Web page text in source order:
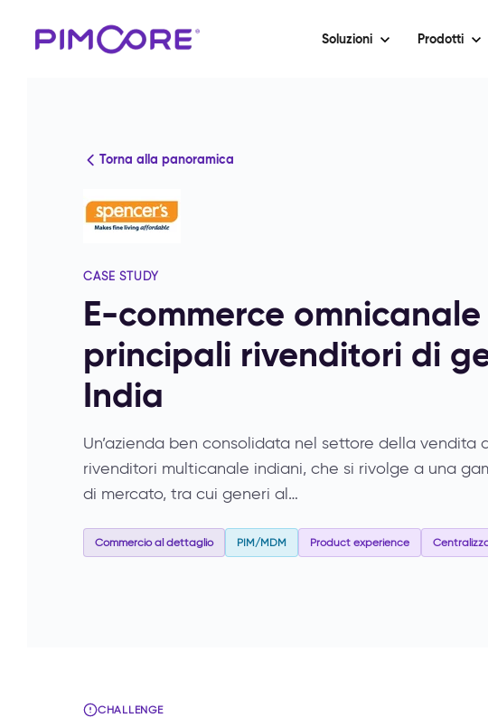
Soluzioni Prodotti
Torna alla panoramica
CASE STUDY
E-commerce
principali rivenditori di
India
Un’azienda ben consolidata nel settore della
rivenditori multicanale indiani, che si rivolge a una
di mercato, tra cui generi al…
Commercio al dettaglio PIM/MDM Product experience
CHALLENGE